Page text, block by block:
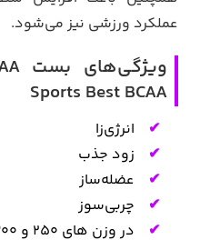
عملکرد ورزشی نیز می‌شود.
Sports Best BCAA
انرژی‌زا
زود جذب
عضله‌ساز
چربی‌سوز
در وزن های ۲۵۰ و ۳۰۰ گرم